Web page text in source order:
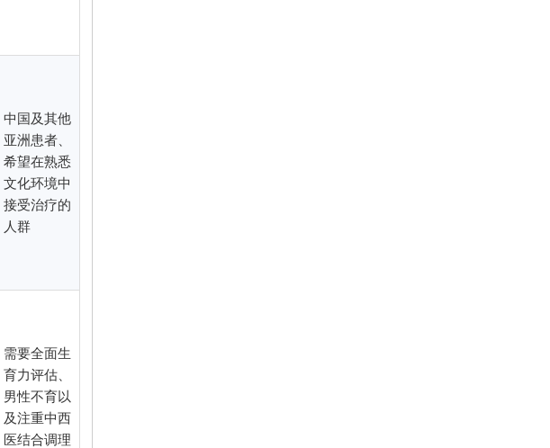
中国及其他
亚洲患者、
希望在熟悉
文化环境中
接受治疗的
人群
需要全面生
育力评估、
男性不育以
及注重中西
医结合调理